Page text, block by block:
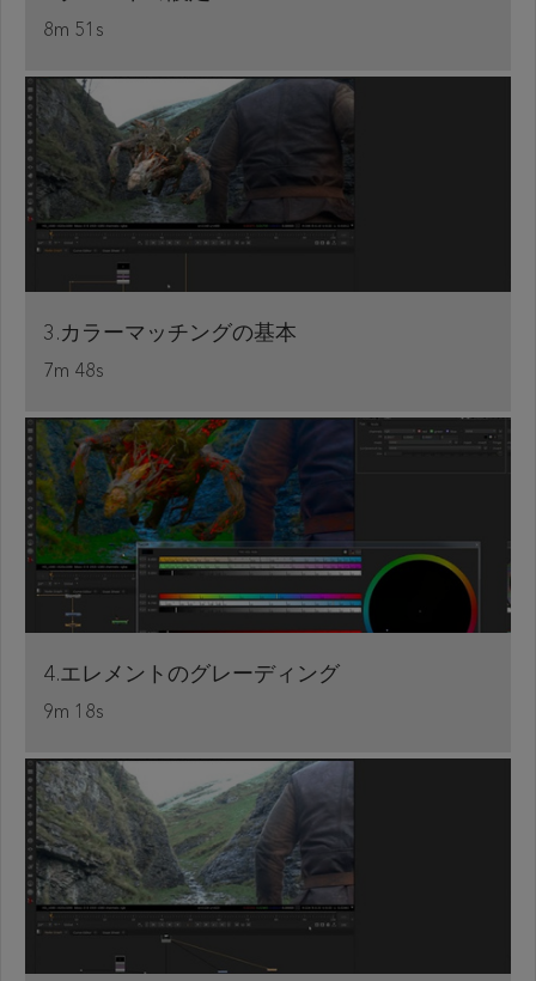
8m 51s
3.カラーマッチングの基本
7m 48s
4.エレメントのグレーディング
9m 18s